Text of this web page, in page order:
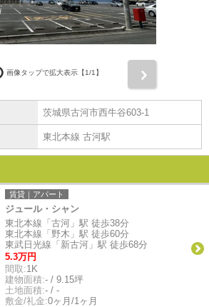
画像タップで拡大表示【1/1】
茨城県古河市西牛谷603-1
東北本線 古河駅
賃貸｜アパート
ジュール・シャン
東北本線「古河」駅 徒歩38分
東北本線「野木」駅 徒歩60分
東武日光線「新古河」駅 徒歩68分
5.3万円
間取:1K
建物面積:- / 9.15坪
土地面積:- / -
敷金/礼金:0ヶ月/1ヶ月